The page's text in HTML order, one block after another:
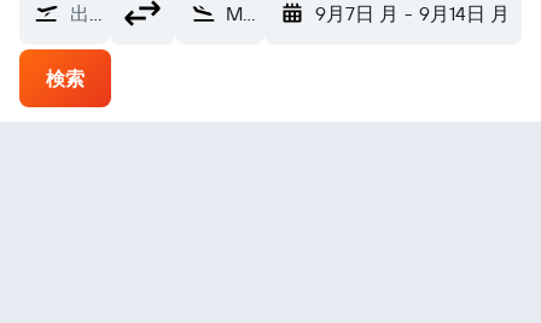
出発地 Mutis ホセ・セレスティーノ・ムティス空港 (BSC) 9月7日 月 - 9月14日 月
検索